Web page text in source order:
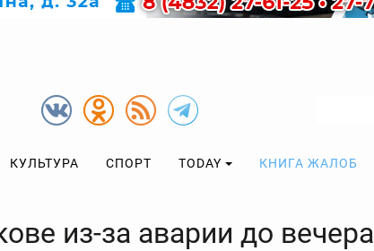
КУЛЬТУРА СПОРТ TODAY КНИГА ЖАЛОБ
из-за аварии до вечера